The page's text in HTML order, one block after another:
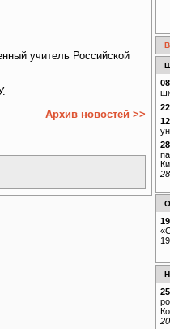
учитель Российской
Архив новостей >>